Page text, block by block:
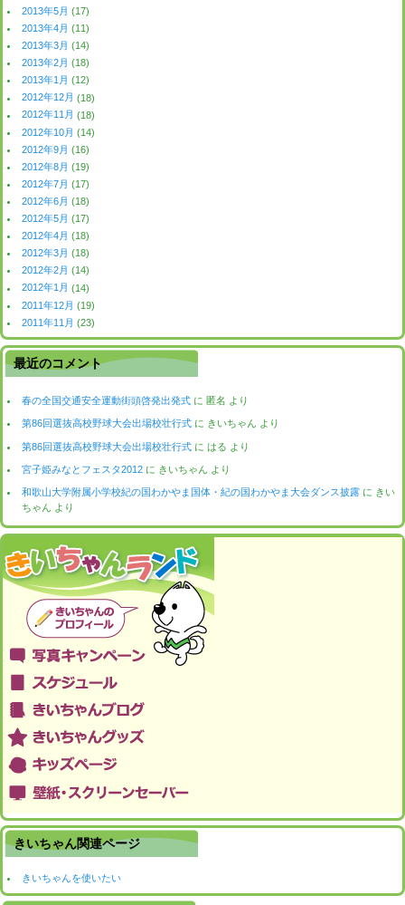
2013年5月 (17)
2013年4月 (11)
2013年3月 (14)
2013年2月 (18)
2013年1月 (12)
2012年12月 (18)
2012年11月 (18)
2012年10月 (14)
2012年9月 (16)
2012年8月 (19)
2012年7月 (17)
2012年6月 (18)
2012年5月 (17)
2012年4月 (18)
2012年3月 (18)
2012年2月 (14)
2012年1月 (14)
2011年12月 (19)
2011年11月 (23)
最近のコメント
春の全国交通安全運動街頭啓発出発式 に匿名 より
第86回選抜高校野球大会出場校壮行式 に きいちゃん より
第86回選抜高校野球大会出場校壮行式 にはる より
宮子姫みなとフェスタ2012 に きいちゃん より
和歌山大学附属小学校紀の国わかやま国体・紀の国わかやま大会ダンス披露 に きい
ちゃん より
きいちゃん関連ページ
きいちゃんを使いたい